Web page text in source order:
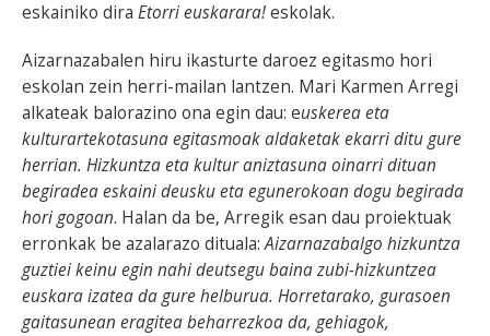
eskainiko dira Etorri euskarara!eskolak.
Aizarnazabalen hiru ikasturte daroez egitasmo hori
eskolan zein herri-mailan lantzen. Mari Karmen Arregi
alkateak balorazino ona egin dau: euskerea eta
kulturartekotasuna egitasmoak aldaketak ekarri ditu gure
herrian. Hizkuntza eta kultur aniztasuna oinarri dituan
begiradea eskaini deusku eta egunerokoan dogu begirada
hori gogoan. Halan da be, Arregik esan dau proiektuak
erronkak be azalarazo dituala:Aizarnazabalgo hizkuntza
guztiei keinu egin nahi deutsegu baina zubi-hizkuntzea
euskara izatea da gure helburua. Horretarako, gurasoen
gaitasunean eragitea beharrezkoa da, gehiagok,